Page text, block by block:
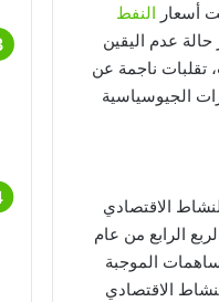
أسعار النفط
عدم اليقين
تقلبات ناجمة عن
الجيوسياسية
للربع الأول من عام 2025 تفيد بتعافي النشاط الاقتصادي
النسبة البالغة 4.3% المسجلة في الربع الرابع من عام
من 2024 مدفوعا أساسا بالمساهمات الموجبة
الاقتصادي